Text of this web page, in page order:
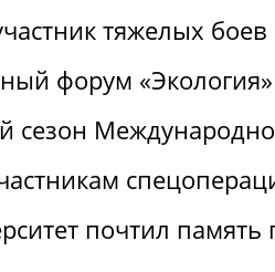
тяжелых
форум
сезон
почтил